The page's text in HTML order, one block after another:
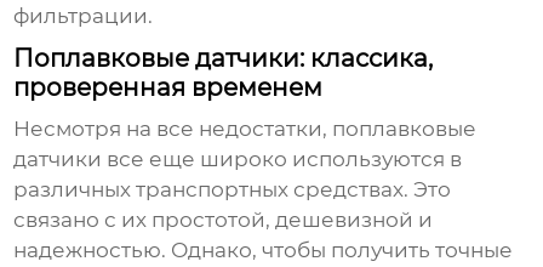
фильтрации.
Поплавковые датчики: классика,
проверенная временем
Несмотря на все недостатки, поплавковые
датчики все еще широко используются в
различных транспортных средствах. Это
связано с их простотой, дешевизной и
надежностью. Однако, чтобы получить точные